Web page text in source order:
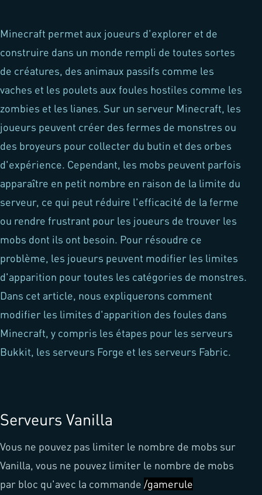
Minecraft permet aux joueurs d'explorer et de
construire dans un monde rempli de toutes sortes
de créatures, des animaux passifs comme les
vaches et les poulets aux foules hostiles comme les
zombies et les lianes. Sur un serveur Minecraft, les
joueurs peuvent créer des fermes de monstres ou
des broyeurs pour collecter du butin et des orbes
d'expérience. Cependant, les mobs peuvent parfois
apparaître en petit nombre en raison de la limite du
serveur, ce qui peut réduire l'efficacité de la ferme
ou rendre frustrant pour les joueurs de trouver les
mobs dont ils ont besoin. Pour résoudre ce
problème, les joueurs peuvent modifier les limites
d'apparition pour toutes les catégories de monstres.
Dans cet article, nous expliquerons comment
modifier les limites d'apparition des foules dans
Minecraft, y compris les étapes pour les serveurs
Bukkit, les serveurs Forge et les serveurs Fabric.
Serveurs Vanilla
Vous ne pouvez pas limiter le nombre de mobs sur
Vanilla, vous ne pouvez limiter le nombre de mobs
par bloc qu'avec la commande /gamerule